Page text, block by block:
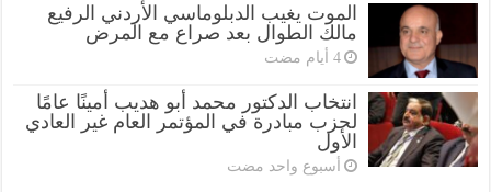
الموت يغيب الدبلوماسي الأردني الرفيع
مالك الطوال بعد صراع مع المرض
‏4 أيام مضت
انتخاب الدكتور محمد أبو هديب أمينًا عامًا
لحزب مبادرة في المؤتمر العام غير العادي
الأول
‏أسبوع واحد مضت